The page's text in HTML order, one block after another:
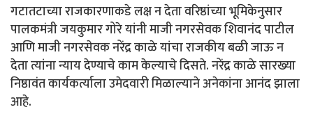
गटातटाच्या राजकारणाकडे लक्ष न देता वरिष्ठांच्या भूमिकेनुसार
पालकमंत्री जयकुमार गोरे यांनी माजी नगरसेवक शिवानंद पाटील
आणि माजी नगरसेवक नरेंद्र काळे यांचा राजकीय बळी जाऊ न
देता त्यांना न्याय देण्याचे काम केल्याचे दिसते. नरेंद्र काळे सारख्या
निष्ठावंत कार्यकर्त्याला उमेदवारी मिळाल्याने अनेकांना आनंद झाला
आहे.